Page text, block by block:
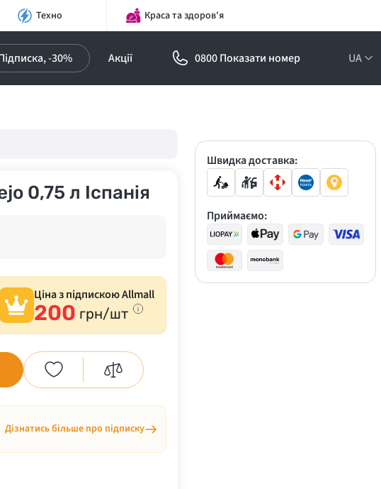
Техно Краса та здоров'я
-30% Акції 0800 Показати номер UA
0,75 л Іспанія
Ціна з підпискою Allmall
200 грн/шт
Дізнатись більше про підписку
Знижки до -30%
Швидка доставка:
Приймаємо: